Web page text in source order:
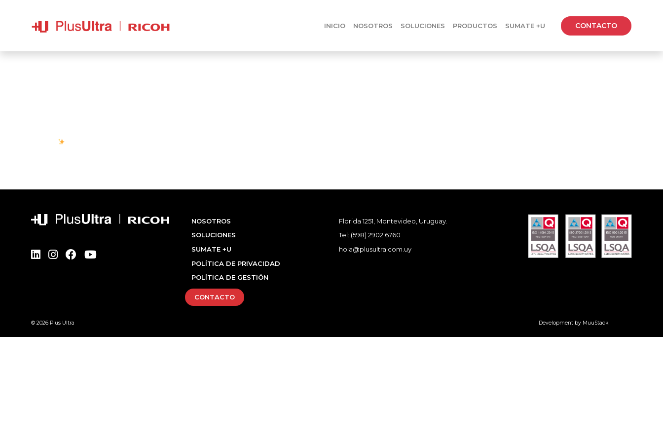
INICIO NOSOTROS SOLUCIONES PRODUCTOS SUMATE +U CONTACTO
NOSOTROS
SOLUCIONES
SUMATE +U
POLÍTICA DE PRIVACIDAD
POLÍTICA DE GESTIÓN
CONTACTO
Florida 1251, Montevideo, Uruguay.
Tel: (598) 2902 6760
hola@plusultra.com.uy
© 2026 Plus Ultra Development by MuuStack